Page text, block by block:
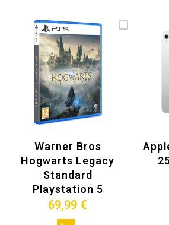
Warner Bros
Hogwarts Legacy
Standard
Playstation 5
69,99 €